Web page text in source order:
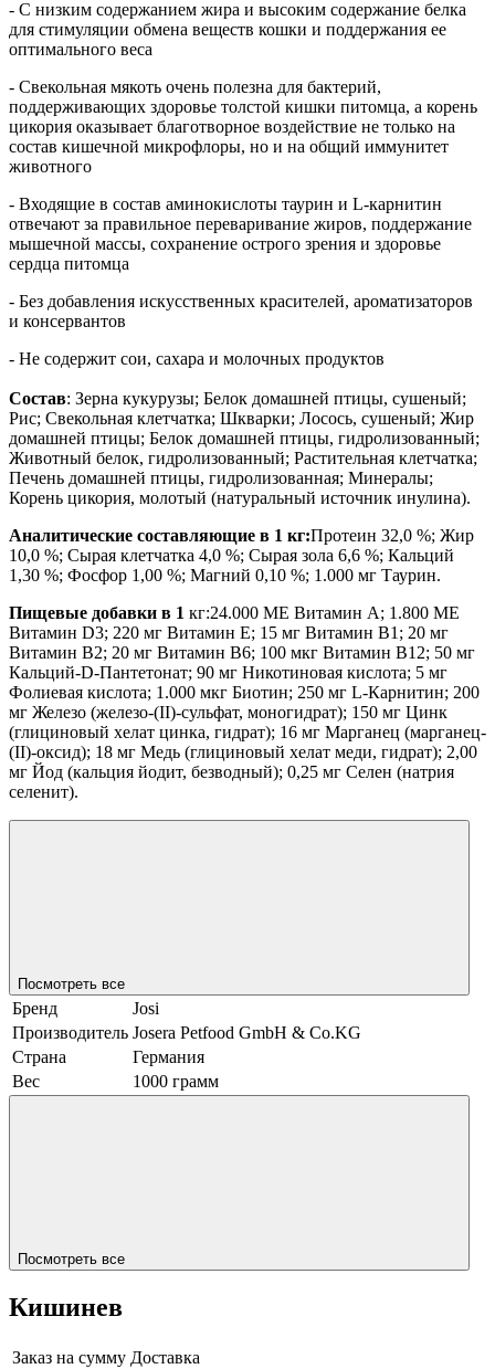
- С низким содержанием жира и высоким содержание белка
для стимуляции обмена веществ кошки и поддержания ее
оптимального веса
- Свекольная мякоть очень полезна для бактерий,
поддерживающих здоровье толстой кишки питомца, а корень
цикория оказывает благотворное воздействие не только на
состав кишечной микрофлоры, но и на общий иммунитет
животного
- Входящие в состав аминокислоты таурин и L-карнитин
отвечают за правильное переваривание жиров, поддержание
мышечной массы, сохранение острого зрения и здоровье
сердца питомца
- Без добавления искусственных красителей, ароматизаторов
и консервантов
- Не содержит сои, сахара и молочных продуктов
Состав: Зерна кукурузы; Белок домашней птицы, сушеный;
Рис; Свекольная клетчатка; Шкварки; Лосось, сушеный; Жир
домашней птицы; Белок домашней птицы, гидролизованный;
Животный белок, гидролизованный; Растительная клетчатка;
Печень домашней птицы, гидролизованная; Минералы;
Корень цикория, молотый (натуральный источник инулина).
Аналитические составляющие в 1 кг:Протеин 32,0 %; Жир
10,0 %; Сырая клетчатка 4,0 %; Сырая зола 6,6 %; Кальций
1,30 %; Фосфор 1,00 %; Магний 0,10 %; 1.000 мг Таурин.
Пищевые добавки в 1 кг:24.000 МЕ Витамин A; 1.800 МЕ
Витамин D3; 220 мг Витамин E; 15 мг Витамин B1; 20 мг
Витамин B2; 20 мг Витамин B6; 100 мкг Витамин B12; 50 мг
Кальций-D-Пантетонат; 90 мг Никотиновая кислота; 5 мг
Фолиевая кислота; 1.000 мкг Биотин; 250 мг L-Карнитин; 200
мг Железо (железо-(II)-сульфат, моногидрат); 150 мг Цинк
(глициновый хелат цинка, гидрат); 16 мг Марганец (марганец-
(II)-оксид); 18 мг Медь (глициновый хелат меди, гидрат); 2,00
мг Йод (кальция йодит, безводный); 0,25 мг Селен (натрия
селенит).
Посмотреть все
Бренд
Josi
Производитель Josera Petfood GmbH & Co.KG
Страна
Германия
Вес
1000 грамм
Посмотреть все
Кишинев
Заказ на сумму Доставка